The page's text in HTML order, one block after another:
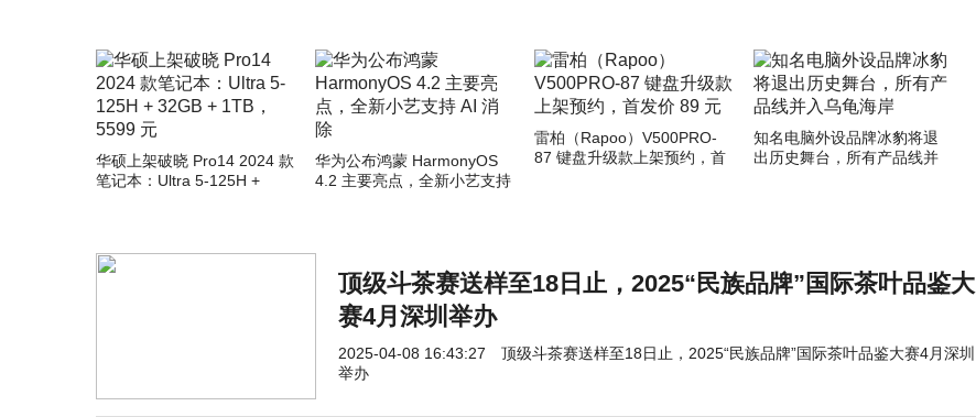
华硕上架破晓 Pro14 2024 款
笔记本：Ultra 5-125H +
华为公布鸿蒙 HarmonyOS
4.2 主要亮点，全新小艺支持
雷柏（Rapoo）V500PRO-
87 键盘升级款上架预约，首
知名电脑外设品牌冰豹将退
出历史舞台，所有产品线并
顶级斗茶赛送样至18日止，2025“民族品牌”国际茶叶品鉴大
赛4月深圳举办
2025-04-08 16:43:27
顶级斗茶赛送样至18日止，2025“民族品牌”国际茶叶品鉴大赛4月深圳
举办